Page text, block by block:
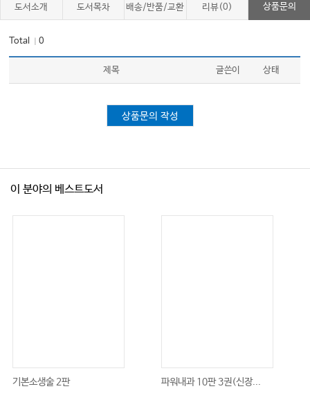
도서소개 도서목차 배송/반품/교환 리뷰(0) 상품문의
Total ｜0
제목 글쓴이 상태
상품문의 작성
이 분야의 베스트도서
기본소생술 2판 파워내과 10판 3권(신장...